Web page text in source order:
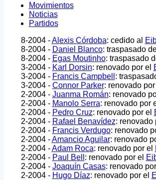
Movimientos
Noticias
Partidos
8-2004 -Alexis Córdoba: cedido al
8-2004 - Daniel Blanco: traspasado
8-2004 - Egas Moutinho: traspasado
3-2004 - Karl Dorsin: renovado por el
3-2004 - Francis Campbell :
3-2004 - Connor Parker: renovado por
2-2004 - Juanma Román: renovado
2-2004 - Manolo Serra: renovado por
2-2004 - Pedro Cruz: renovado por el
2-2004 - Rafael Benavídez: renovado
2-2004 - Francis Verdugo: renovado
2-2004 -Amancio Aguilar: renovado
2-2004 -Adam Roca: renovado por el
2-2004 - Paul Bell : renovado por el
2-2004 - Joaquín Casas: renovado
2-2004 - Hugo Díaz: renovado por el